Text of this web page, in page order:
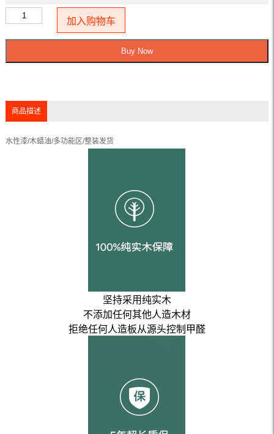
加入购物车
Buy Now
商品描述
水性漆/木蜡油/多功能区/整装发货
坚持采用纯实木
不添加任何其他人造木材
拒绝任何人造板从源头控制甲醛